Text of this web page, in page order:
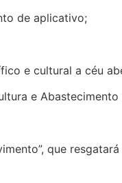
de aplicativo;
e cultural a céu
e Abastecimento
que